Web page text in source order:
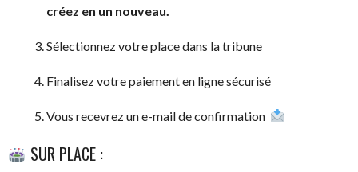
créez en un nouveau.
Sélectionnez votre place dans la tribune
Finalisez votre paiement en ligne sécurisé
Vous recevrez un e-mail de confirmation
SUR PLACE :